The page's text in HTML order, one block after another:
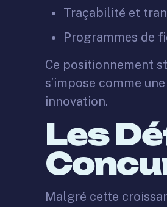
Traçabilité et
Programmes de
Ce positionnement
s’impose comme
innovation.
Les
Malgré cette